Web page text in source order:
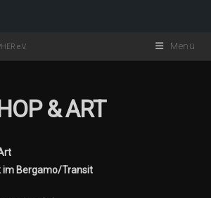
e.V. Menü
& ART
Bergamo/Transit